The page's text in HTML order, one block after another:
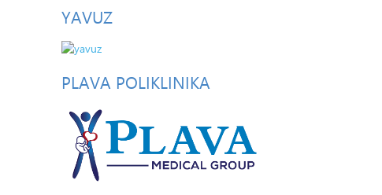
YAVUZ
PLAVA POLIKLINIKA